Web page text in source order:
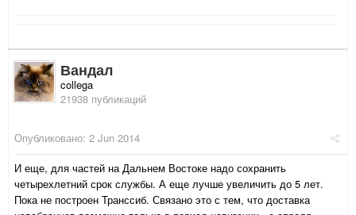
Вандал
collega
21938 публикаций
Опубликовано: 2 Jun 2014
И еще, для частей на Дальнем Востоке надо сохранить
четырехлетний срок службы. А еще лучше увеличить до 5 лет.
Пока не построен Транссиб. Связано это с тем, что доставка